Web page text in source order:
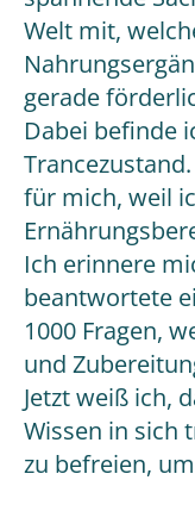
Welt mit,
gerade
Dabei befinde
für mich, weil
Ich erinnere
beantwortete
1000 Fragen,
und
Jetzt weiß ich,
Wissen in sich
zu befreien,